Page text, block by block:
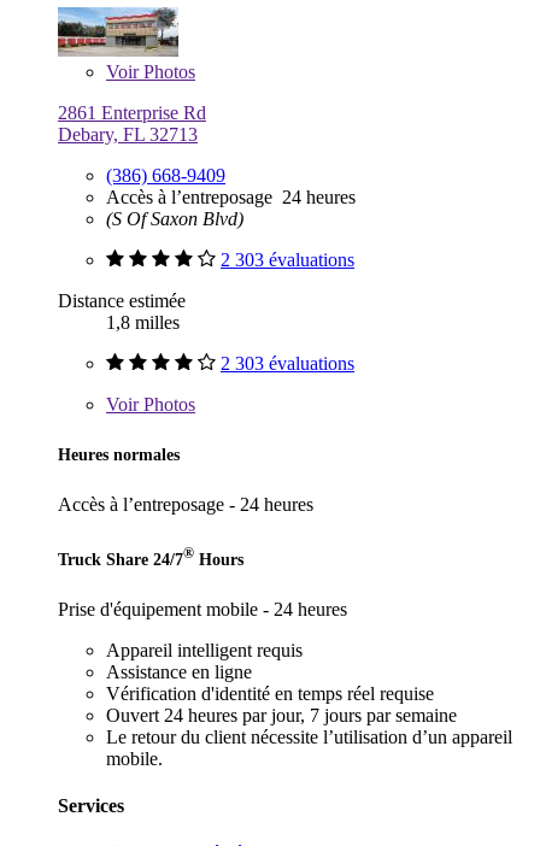
VoirPhotos
2861 Enterprise Rd
Debary, FL 32713
(386) 668-9409
Accès à l’entreposage 24 heures
(S Of Saxon Blvd)
2 303 évaluations
Distance estimée
1,8 milles
2 303 évaluations
VoirPhotos
Heures normales
Accès à l’entreposage - 24 heures
Truck Share 24/7® Hours
Prise d'équipement mobile - 24 heures
Appareil intelligent requis
Assistance en ligne
Vérification d'identité en temps réel requise
Ouvert 24 heures par jour, 7 jours par semaine
Le retour du client nécessite l’utilisation d’un appareil
mobile.
Services